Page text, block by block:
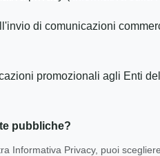
di comunicazioni
promozionali agli Enti
pubbliche?
Informativa Privacy, puoi